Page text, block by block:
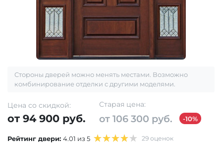
Стороны дверей можно менять местами. Возможно
комбинирование отделки с другими моделями.
Цена со скидкой:
от 94 900 руб.
Старая цена:
от 106 300 руб. -10%
Рейтинг двери: 4.01 из 5 29 оценок